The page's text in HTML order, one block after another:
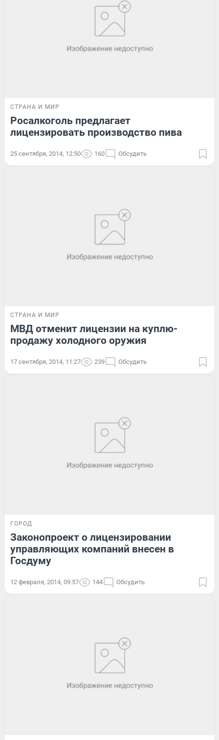
СТРАНА И МИР
Росалкоголь предлагает
лицензировать производство пива
25 сентября, 2014, 12:50 160 Обсудить
СТРАНА И МИР
МВД отменит лицензии на куплю-
продажу холодного оружия
17 сентября, 2014, 11:27 239 Обсудить
ГОРОД
Законопроект о лицензировании
управляющих компаний внесен в
Госдуму
12 февраля, 2014, 09:57 144 Обсудить